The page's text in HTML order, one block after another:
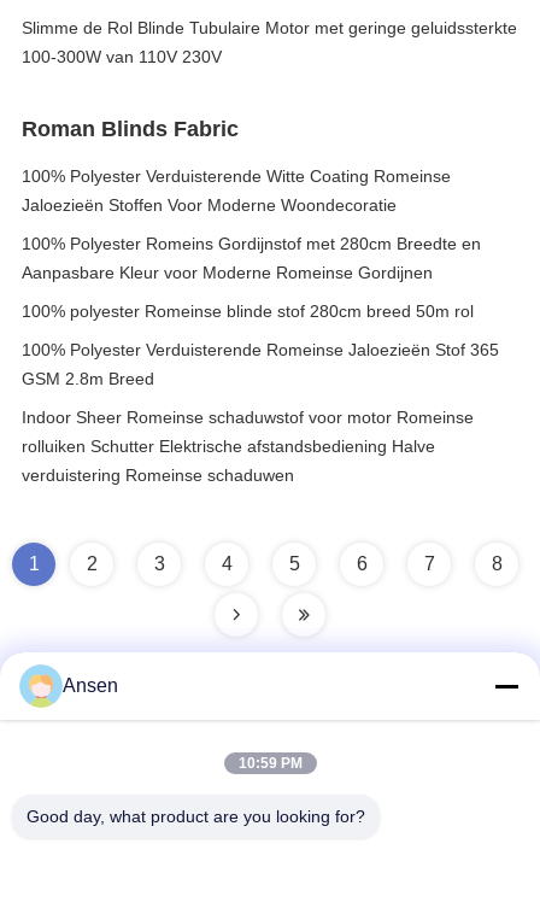
Slimme de Rol Blinde Tubulaire Motor met geringe geluidssterkte
100-300W van 110V 230V
Roman Blinds Fabric
100% Polyester Verduisterende Witte Coating Romeinse
Jaloezieën Stoffen Voor Moderne Woondecoratie
100% Polyester Romeins Gordijnstof met 280cm Breedte en
Aanpasbare Kleur voor Moderne Romeinse Gordijnen
100% polyester Romeinse blinde stof 280cm breed 50m rol
100% Polyester Verduisterende Romeinse Jaloezieën Stof 365
GSM 2.8m Breed
Indoor Sheer Romeinse schaduwstof voor motor Romeinse
rolluiken Schutter Elektrische afstandsbediening Halve
verduistering Romeinse schaduwen
1 2 3 4 5 6 7 8
Adres
Ansen
10:59 PM
Good day, what product are you looking for?